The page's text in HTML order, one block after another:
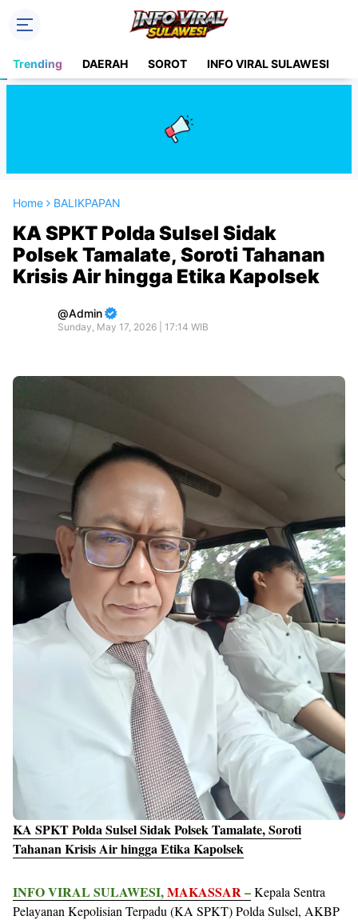
Trending DAERAH SOROT INFO VIRAL SULAWESI
Home BALIKPAPAN
KA SPKT Polda Sulsel Sidak
Polsek Tamalate, Soroti Tahanan
Krisis Air hingga Etika Kapolsek
Admin
Sunday, May 17, 2026 | 17:14 WIB
KA SPKT Polda Sulsel Sidak Polsek Tamalate, Soroti
Tahanan Krisis Air hingga Etika Kapolsek
INFO VIRAL SULAWESI,MAKASSAR–Kepala Sentra
Pelayanan Kepolisian Terpadu (KA SPKT) Polda Sulsel, AKBP